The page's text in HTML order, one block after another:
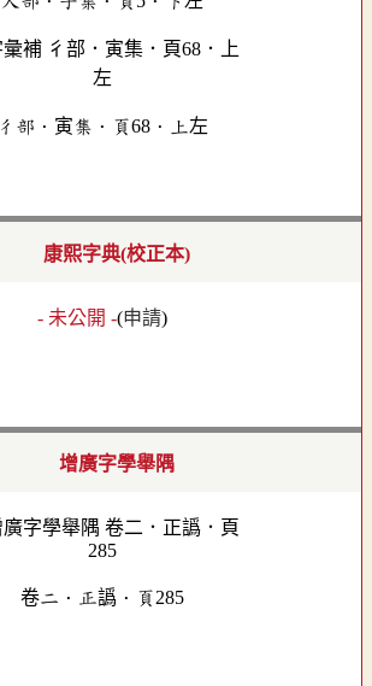
彳部．寅集．頁68．上左
康熙字典(校正本)
- 未公開 -(申請)
增廣字學舉隅
卷二．正譌．頁285